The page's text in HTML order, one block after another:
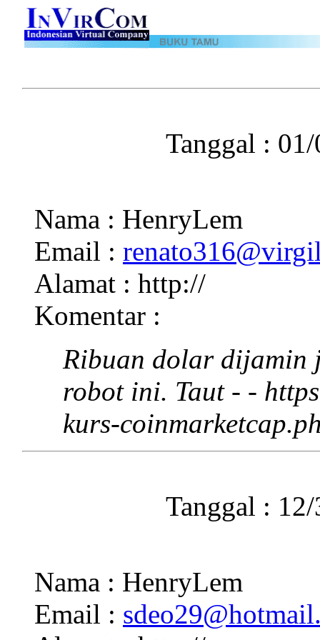
Tanggal :
Nama : HenryLem
Email :
Alamat : http://
Komentar :
Ribuan dolar dijamin
robot ini. Taut - -
kurs-
Tanggal :
Nama : HenryLem
Email :